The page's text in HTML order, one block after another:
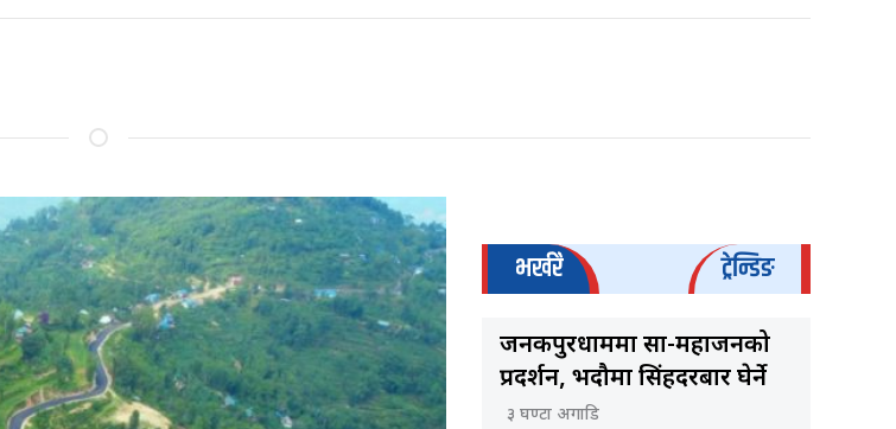
भर्खरै ट्रेन्डिङ
जनकपुरधाममा साहु-महाजनको
प्रदर्शन, भदौमा सिंहदरबार घेर्ने
३ घण्टा अगाडि